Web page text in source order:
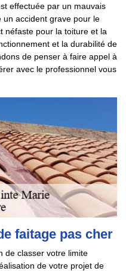
effectuée par un mauvais
un accident grave pour le
néfaste pour la toiture et la
et la durabilité de
de penser à faire appel à
avec le professionnel vous
faitage pas cher
de classer votre limite
de votre projet de